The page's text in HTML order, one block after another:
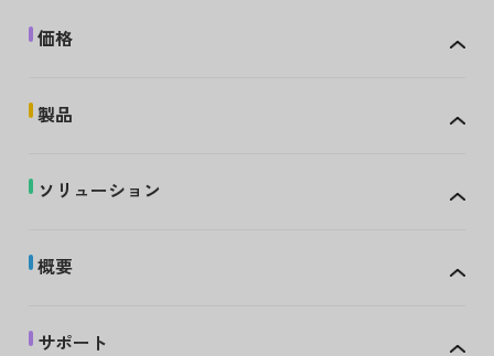
価格
製品
ソリューション
概要
サポート